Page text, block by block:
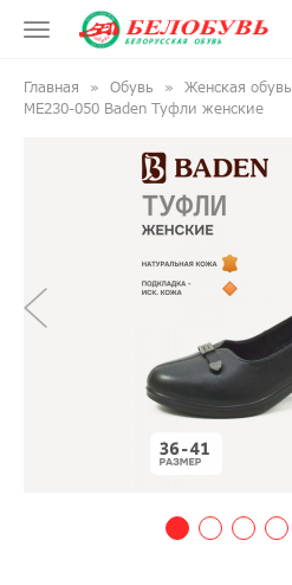
Главная Обувь
Женская обувь
ME230-050 Baden Туфли женские